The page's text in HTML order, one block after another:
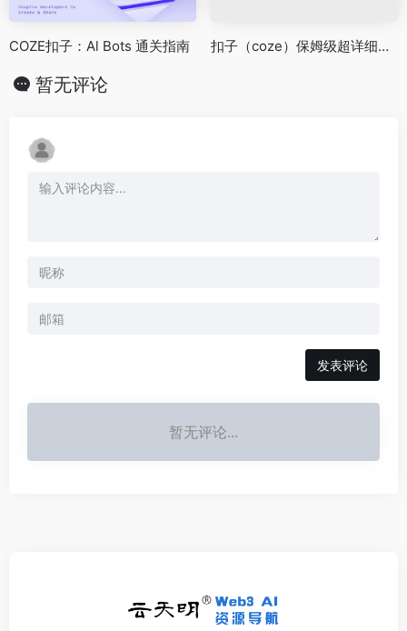
COZE扣子：Al Bots 通关指南 扣子（coze）保姆级超详细的AI应用搭建教程
暂无评论
发表评论
暂无评论...